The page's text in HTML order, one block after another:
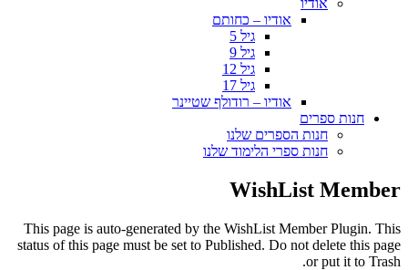
אודיו
אודיו – כחותם
גיל 5
גיל 9
גיל 12
גיל 17
אודיו – רודולף שטיינר
חנות ספרים
חנות הספרים שלנו
חנות ספרי הלימוד שלנו
WishList Member
This page is auto-generated by the WishList Member Plugin. This
status of this page must be set to Published. Do not delete this page
or put it to Trash.